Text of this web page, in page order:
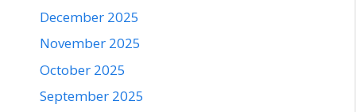
December 2025
November 2025
October 2025
September 2025